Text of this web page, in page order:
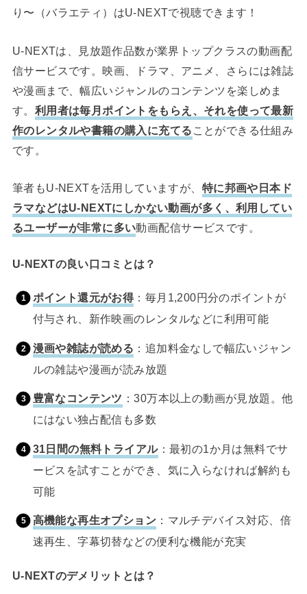
り〜（バラエティ）はU-NEXTで視聴できます！
U-NEXTは、見放題作品数が業界トップクラスの動画配
信サービスです。映画、ドラマ、アニメ、さらには雑誌
や漫画まで、幅広いジャンルのコンテンツを楽しめま
す。 利用者は毎月ポイントをもらえ、それを使って最新
作のレンタルや書籍の購入に充てる ことができる仕組み
です。
筆者もU-NEXTを活用していますが、 特に邦画や日本ド
ラマなどはU-NEXTにしかない動画が多く、利用してい
るユーザーが非常に多い動画配信サービスです。
U-NEXTの良い口コミとは？
ポイント還元がお得：毎月1,200円分のポイントが
付与され、新作映画のレンタルなどに利用可能
漫画や雑誌が読める ：追加料金なしで幅広いジャン
ルの雑誌や漫画が読み放題
豊富なコンテンツ ：30万本以上の動画が見放題。他
にはない独占配信も多数
31日間の無料トライアル：最初の1か月は無料でサ
ービスを試すことができ、気に入らなければ解約も
可能
高機能な再生オプション ：マルチデバイス対応、倍
速再生、字幕切替などの便利な機能が充実
U-NEXTのデメリットとは？